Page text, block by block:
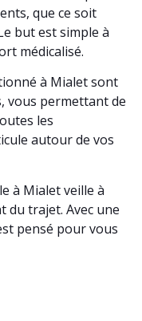
que ce soit
but est simple à
médicalisé.
à Mialet sont
vous permettant de
les
autour de vos
à Mialet veille à
du trajet. Avec une
pensé pour vous